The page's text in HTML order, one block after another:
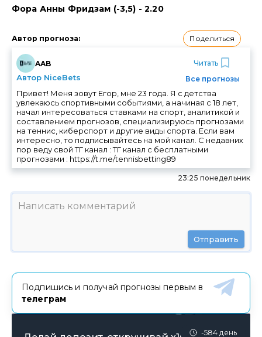
Фора Анны Фридзам (-3,5) - 2.20
Автор прогноза: Поделиться
AAB
Автор NiceBets
Читать
Все прогнозы
Привет! Меня зовут Егор, мне 23 года. Я с детства
увлекаюсь спортивными событиями, а начиная с 18 лет,
начал интересоваться ставками на спорт, аналитикой и
составлением прогнозов, специализируюсь прогнозами
на теннис, киберспорт и другие виды спорта. Если вам
интересно, то подписывайтесь на мой канал. С недавних
пор веду свой ТГ канал : ТГ канал с бесплатными
прогнозами : https://t.me/tennisbetting89
23:25 понедельник
Отправить
Подпишись и получай прогнозы первым в
телеграм
-584 день